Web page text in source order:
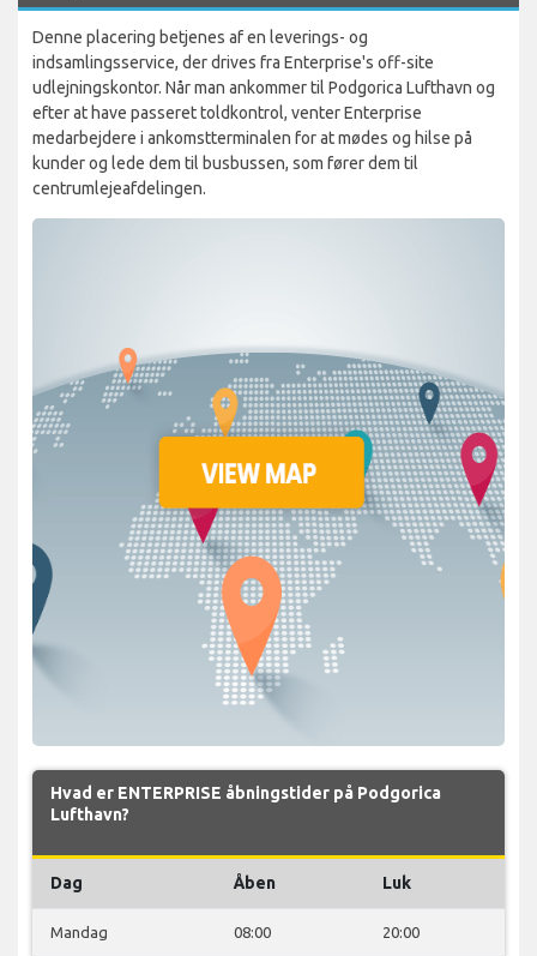
Denne placering betjenes af en leverings- og
indsamlingsservice, der drives fra Enterprise's off-site
udlejningskontor. Når man ankommer til Podgorica Lufthavn og
efter at have passeret toldkontrol, venter Enterprise
medarbejdere i ankomstterminalen for at mødes og hilse på
kunder og lede dem til busbussen, som fører dem til
centrumlejeafdelingen.
Hvad er ENTERPRISE åbningstider på Podgorica
Lufthavn?
Dag Åben Luk
Mandag 08:00 20:00